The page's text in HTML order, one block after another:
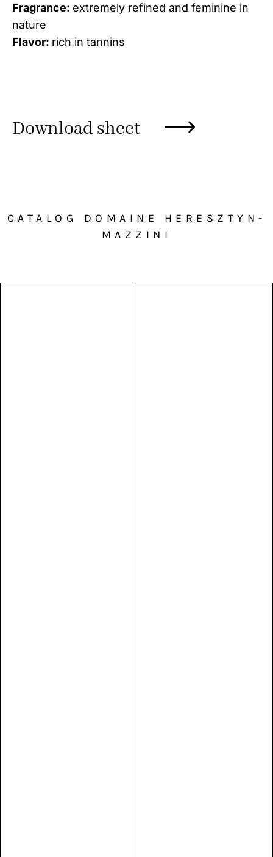
Fragrance: extremely refined and feminine in
nature
Flavor: rich in tannins
Download sheet
CATALOG DOMAINE HERESZTYN-
MAZZINI